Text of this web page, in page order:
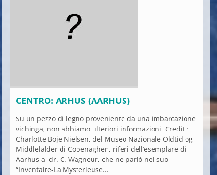
CENTRO: ARHUS (AARHUS)
Su un pezzo di legno proveniente da una imbarcazione
vichinga, non abbiamo ulteriori informazioni. Crediti:
Charlotte Boje Nielsen, del Museo Nazionale Oldtid og
Middlelalder di Copenaghen, riferì dell’esemplare di
Aarhus al dr. C. Wagneur, che ne parlò nel suo
“Inventaire-La Mysterieuse...